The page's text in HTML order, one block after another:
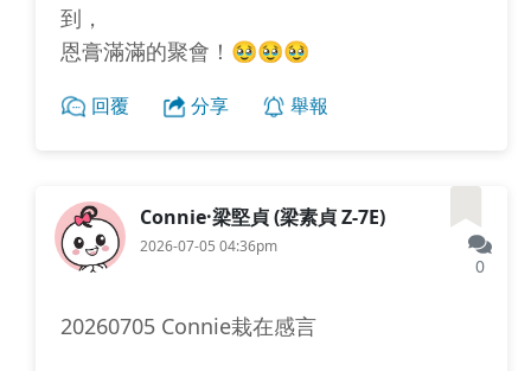
到，
恩膏滿滿的聚會！🥹🥹🥹
回覆 分享 舉報
Connie·梁堅貞 (梁素貞 Z-7E)
2026-07-05 04:36pm
0
20260705 Connie栽在感言